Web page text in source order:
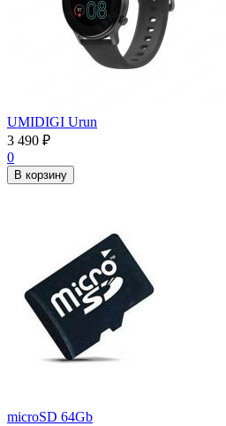
UMIDIGI Urun
3 490 ₽
0
В корзину
microSD 64Gb